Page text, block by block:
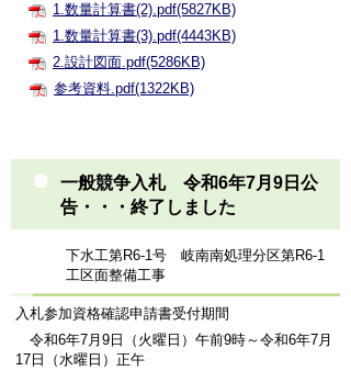
1.数量計算書(2).pdf(5827KB)
1.数量計算書(3).pdf(4443KB)
2.設計図面.pdf(5286KB)
参考資料.pdf(1322KB)
一般競争入札 令和6年7月9日公
告・・・終了しました
下水工第R6-1号 岐南南処理分区第R6-1
工区面整備工事
入札参加資格確認申請書受付期間
令和6年7月9日（火曜日）午前9時～令和6年7月
17日（水曜日）正午